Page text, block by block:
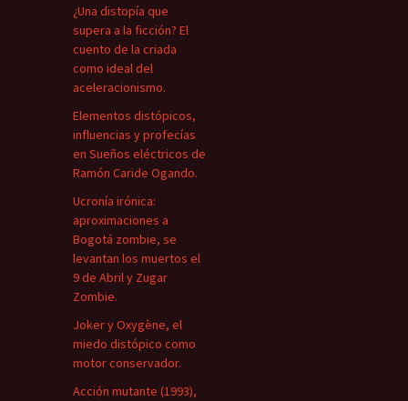
¿Una distopía que
supera a la ficción? El
cuento de la criada
como ideal del
aceleracionismo.
Elementos distópicos,
influencias y profecías
en Sueños eléctricos de
Ramón Caride Ogando.
Ucronía irónica:
aproximaciones a
Bogotá zombie, se
levantan los muertos el
9 de Abril y Zugar
Zombie.
Joker y Oxygène, el
miedo distópico como
motor conservador.
Acción mutante (1993),